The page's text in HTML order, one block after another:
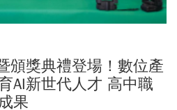
頒獎典禮登場！數位產
AI新世代人才 高中職
果